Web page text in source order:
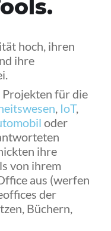
hoch, ihren
ihre
Projekten für die
, IoT,
oder
ihre
von ihrem
aus (werfen
der
Büchern,